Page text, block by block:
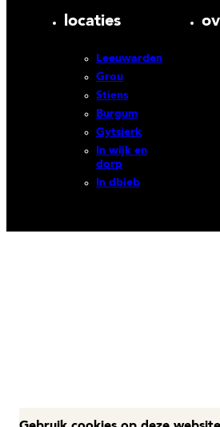
locaties
Leeuwarden
Grou
Stiens
Burgum
Gytsjerk
In wijk en
dorp
In dbieb